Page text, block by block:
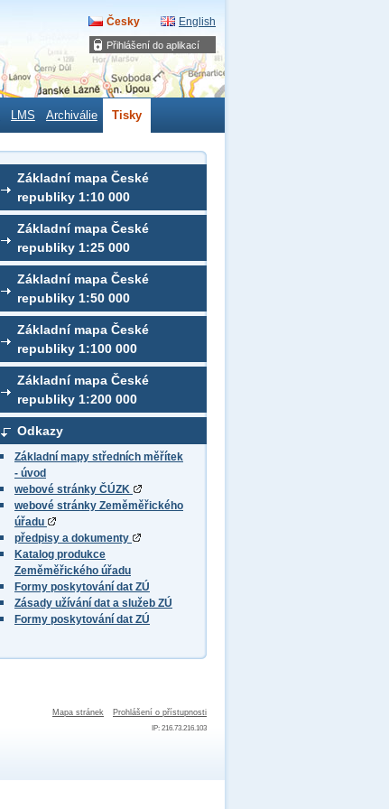
Přihlášení do aplikací
Česky English
LMS Archiválie Tisky
Základní mapa České
republiky 1:10 000
Základní mapa České
republiky 1:25 000
Základní mapa České
republiky 1:50 000
Základní mapa České
republiky 1:100 000
Základní mapa České
republiky 1:200 000
Odkazy
Základní mapy středních měřítek
- úvod
webové stránky ČÚZK
webové stránky Zeměměřického
úřadu
předpisy a dokumenty
Katalog produkce
Zeměměřického úřadu
Formy poskytování dat ZÚ
Zásady užívání dat a služeb ZÚ
Formy poskytování dat ZÚ
Mapa stránek Prohlášení o přístupnosti
IP: 216.73.216.103